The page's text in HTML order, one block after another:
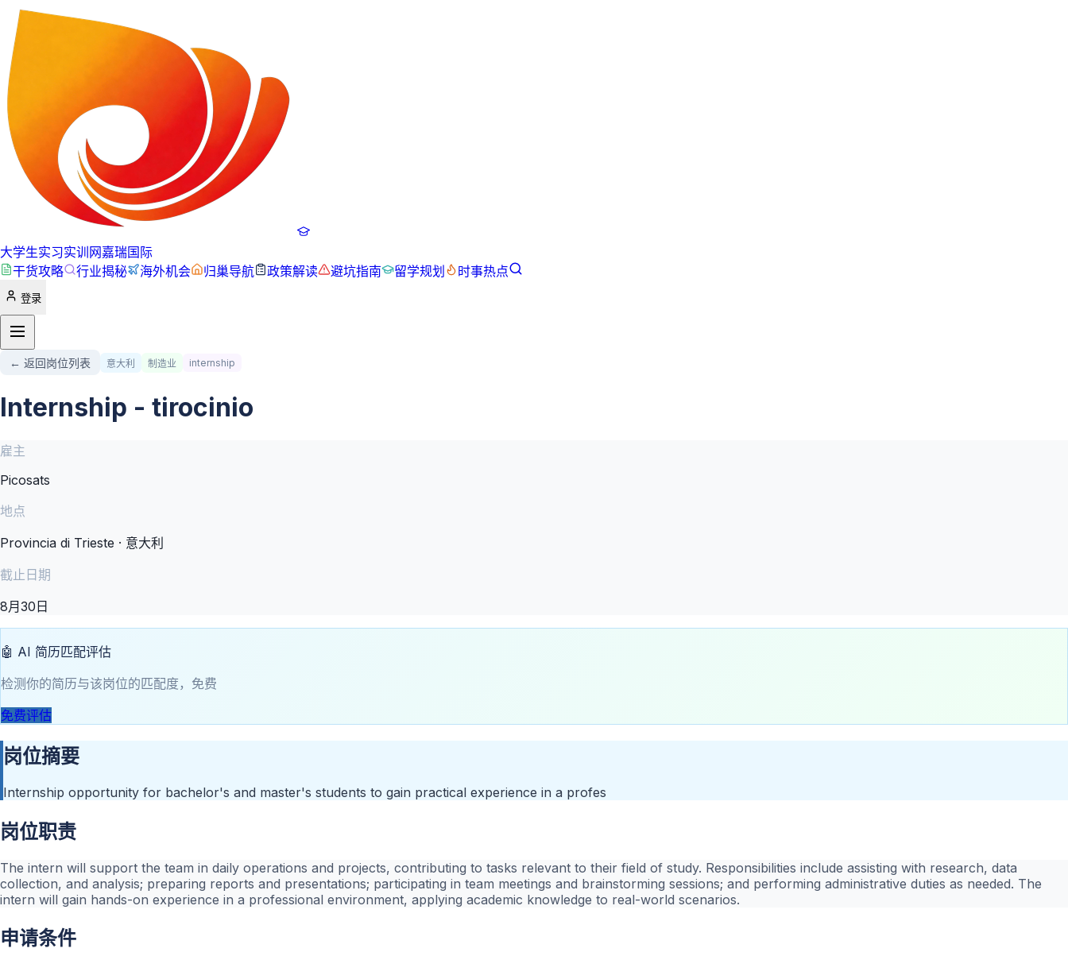
大学生实习实训网嘉瑞国际
干货攻略
行业揭秘 海外机会 归巢导航 政策解读 避坑指南 留学规划 时事热点
登录
← 返回岗位列表 意大利 制造业 internship
Internship - tirocinio
雇主
Picosats
地点
Provincia di Trieste · 意大利
截止日期
8月30日
🤖 AI 简历匹配评估
检测你的简历与该岗位的匹配度，免费
免费评估
岗位摘要
Internship opportunity for bachelor's and master's students to gain practical experience in a profes
岗位职责
The intern will support the team in daily operations and projects, contributing to tasks relevant to their field of study. Responsibilities include assisting with research, data
collection, and analysis; preparing reports and presentations; participating in team meetings and brainstorming sessions; and performing administrative duties as needed. The
intern will gain hands-on experience in a professional environment, applying academic knowledge to real-world scenarios.
申请条件